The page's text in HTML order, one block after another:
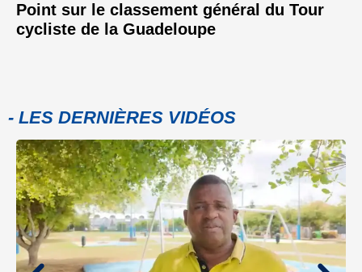
Point sur le classement général du Tour
cycliste de la Guadeloupe
- LES DERNIÈRES VIDÉOS